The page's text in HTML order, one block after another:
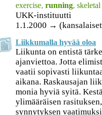
exercise, running,
UKK-instituutti
1.1.2000 →
Liikkumalla hyvää oloa
Liikunta on entistä
ajanviettoa. Jotta
vaatii sopivasti
aikana. Raskausajan
monia hyviä syitä.
ylimääräisen
synnytyksen